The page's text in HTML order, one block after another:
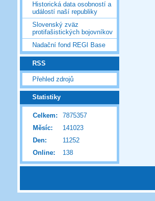
Historická data osobností a
událostí naší republiky
Slovenský zväz
protifašistických bojovníkov
Nadační fond REGI Base
RSS
Přehled zdrojů
Statistiky
Online: 138
Celkem:
7875357
Měsíc:
141023
Den:
11252